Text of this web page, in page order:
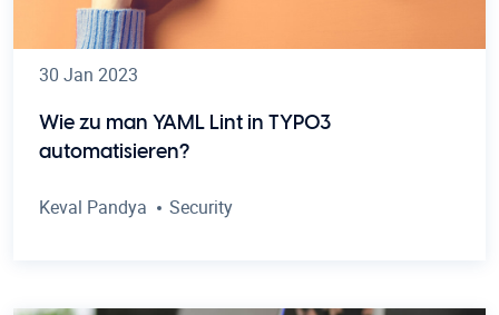
30 Jan 2023
Wie zu man YAML Lint in TYPO3
automatisieren?
Keval Pandya Security